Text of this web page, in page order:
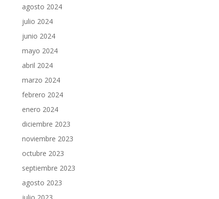
agosto 2024
julio 2024
junio 2024
mayo 2024
abril 2024
marzo 2024
febrero 2024
enero 2024
diciembre 2023
noviembre 2023
octubre 2023
septiembre 2023
agosto 2023